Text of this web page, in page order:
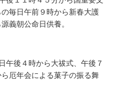
毎日午前９時から新春大護
義朝公命日供養。
午後４時から大祓式、午後７
厄年会による菓子の振る舞